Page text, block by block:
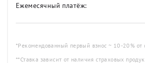
Ежемесячный платёж:
*Рекомендованный первый взнос ~ 10-20% от
**Ставка зависит от наличия страховых